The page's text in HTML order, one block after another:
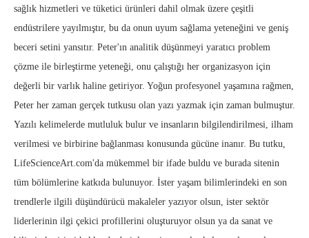
sağlık hizmetleri ve tüketici ürünleri dahil olmak üzere çeşitli
endüstrilere yayılmıştır, bu da onun uyum sağlama yeteneğini ve geniş
beceri setini yansıtır. Peter'ın analitik düşünmeyi yaratıcı problem
çözme ile birleştirme yeteneği, onu çalıştığı her organizasyon için
değerli bir varlık haline getiriyor. Yoğun profesyonel yaşamına rağmen,
Peter her zaman gerçek tutkusu olan yazı yazmak için zaman bulmuştur.
Yazılı kelimelerde mutluluk bulur ve insanların bilgilendirilmesi, ilham
verilmesi ve birbirine bağlanması konusunda gücüne inanır. Bu tutku,
LifeScienceArt.com'da mükemmel bir ifade buldu ve burada sitenin
tüm bölümlerine katkıda bulunuyor. İster yaşam bilimlerindeki en son
trendlerle ilgili düşündürücü makaleler yazıyor olsun, ister sektör
liderlerinin ilgi çekici profillerini oluşturuyor olsun ya da sanat ve